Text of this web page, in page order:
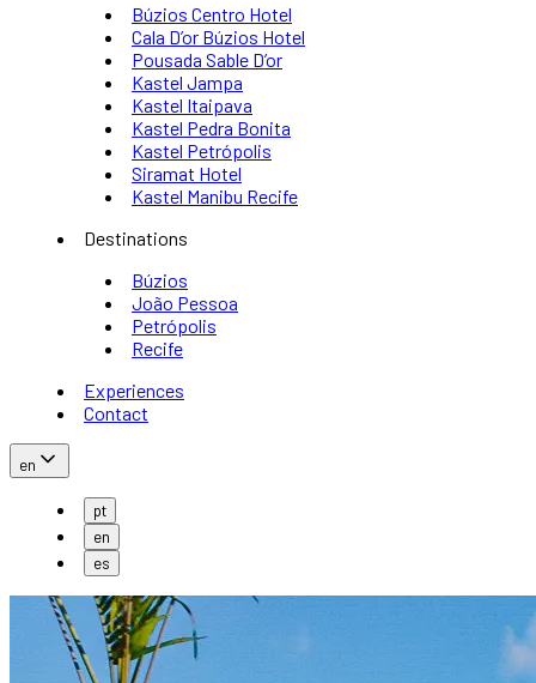
Búzios Centro Hotel
Cala D’or Búzios Hotel
Pousada Sable D’or
Kastel Jampa
Kastel Itaipava
Kastel Pedra Bonita
Kastel Petrópolis
Siramat Hotel
Kastel Manibu Recife
Destinations
Búzios
João Pessoa
Petrópolis
Recife
Experiences
Contact
en
pt
en
es